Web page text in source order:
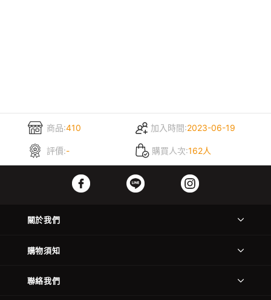
商品:410 加入時間:2023-06-19
評價:- 購買人次:162人
關於我們
購物須知
聯絡我們